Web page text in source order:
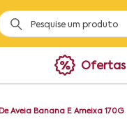
Ofertas
Aveia Banana E Ameixa 170G